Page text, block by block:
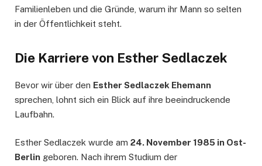
Familienleben und die Gründe, warum ihr Mann so selten
in der Öffentlichkeit steht.
Die Karriere von Esther Sedlaczek
Bevor wir über den Esther Sedlaczek Ehemann
sprechen, lohnt sich ein Blick auf ihre beeindruckende
Laufbahn.
Esther Sedlaczek wurde am 24. November 1985 in Ost-
Berlin geboren. Nach ihrem Studium der